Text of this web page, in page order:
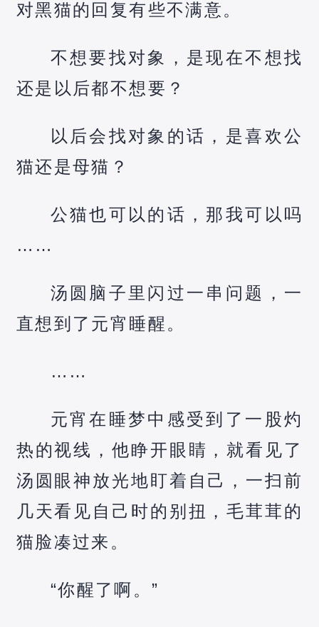
对黑猫的回复有些不满意。
不想要找对象，是现在不想找
还是以后都不想要？
以后会找对象的话，是喜欢公
猫还是母猫？
公猫也可以的话，那我可以吗
……
汤圆脑子里闪过一串问题，一
直想到了元宵睡醒。
……
元宵在睡梦中感受到了一股灼
热的视线，他睁开眼睛，就看见了
汤圆眼神放光地盯着自己，一扫前
几天看见自己时的别扭，毛茸茸的
猫脸凑过来。
“你醒了啊。”